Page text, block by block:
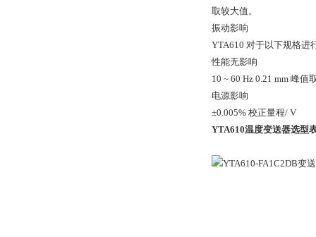
取较大值。
振动影响
YTA610 对于以下规格进
性能无影响
10 ~ 60 Hz 0.21 mm 峰值
电源影响
±0.005% 校正量程/ V
YTA610温度变送器选型